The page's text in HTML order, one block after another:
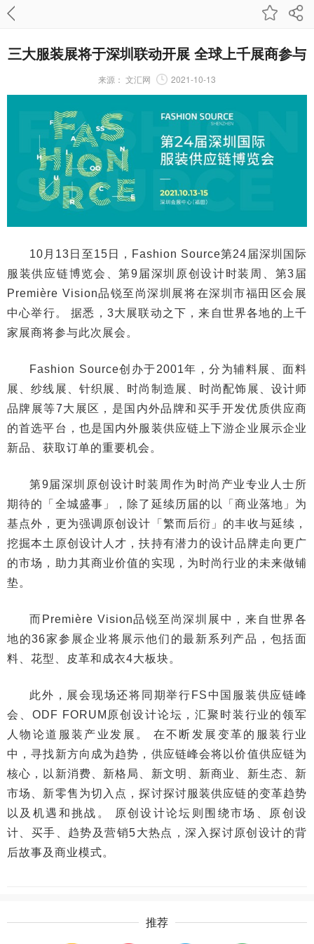
三大服装展将于深圳联动开展 全球上千展商参与
来源： 文汇网 2021-10-13
10月13日至15日，Fashion Source第24届深圳国际
服装供应链博览会、第9届深圳原创设计时装周、第3届
Première Vision品锐至尚深圳展将在深圳市福田区会展
中心举行。 据悉，3大展联动之下，来自世界各地的上千
家展商将参与此次展会。
Fashion Source创办于2001年，分为辅料展、面料
展、纱线展、针织展、时尚制造展、时尚配饰展、设计师
品牌展等7大展区，是国内外品牌和买手开发优质供应商
的首选平台，也是国内外服装供应链上下游企业展示企业
新品、获取订单的重要机会。
第9届深圳原创设计时装周作为时尚产业专业人士所
期待的「全城盛事」，除了延续历届的以「商业落地」为
基点外，更为强调原创设计「繁而后衍」的丰收与延续，
挖掘本土原创设计人才，扶持有潜力的设计品牌走向更广
的市场，助力其商业价值的实现，为时尚行业的未来做铺
垫。
而Première Vision品锐至尚深圳展中，来自世界各
地的36家参展企业将展示他们的最新系列产品，包括面
料、花型、皮革和成衣4大板块。
此外，展会现场还将同期举行FS中国服装供应链峰
会、ODF FORUM原创设计论坛，汇聚时装行业的领军
人物论道服装产业发展。 在不断发展变革的服装行业
中，寻找新方向成为趋势，供应链峰会将以价值供应链为
核心，以新消费、新格局、新文明、新商业、新生态、新
市场、新零售为切入点，探讨探讨服装供应链的变革趋势
以及机遇和挑战。 原创设计论坛则围绕市场、原创设
计、买手、趋势及营销5大热点，深入探讨原创设计的背
后故事及商业模式。
推荐